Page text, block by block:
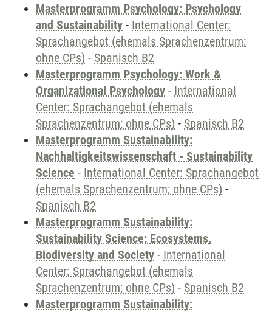
Masterprogramm Psychology: Psychology
and Sustainability - International Center:
Sprachangebot (ehemals Sprachenzentrum;
ohne CPs) - Spanisch B2
Masterprogramm Psychology: Work &
Organizational Psychology - International
Center: Sprachangebot (ehemals
Sprachenzentrum; ohne CPs) - Spanisch B2
Masterprogramm Sustainability:
Nachhaltigkeitswissenschaft - Sustainability
Science - International Center: Sprachangebot
(ehemals Sprachenzentrum; ohne CPs) -
Spanisch B2
Masterprogramm Sustainability:
Sustainability Science: Ecosystems,
Biodiversity and Society - International
Center: Sprachangebot (ehemals
Sprachenzentrum; ohne CPs) - Spanisch B2
Masterprogramm Sustainability: